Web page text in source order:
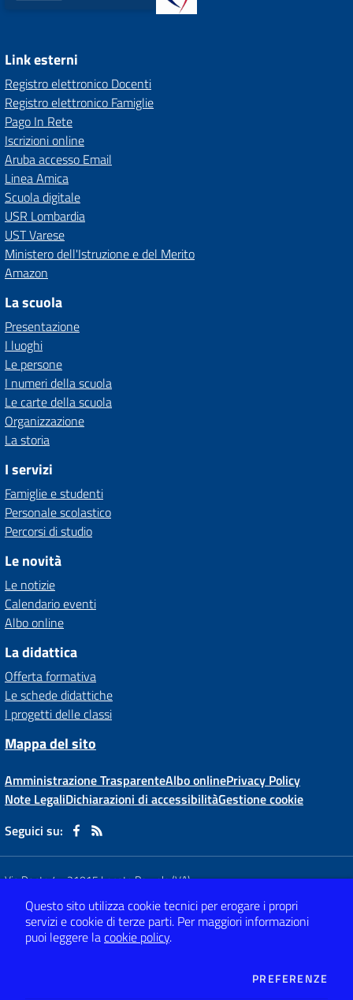
Link esterni
Registro elettronico Docenti
Registro elettronico Famiglie
Pago In Rete
Iscrizioni online
Aruba accesso Email
Linea Amica
Scuola digitale
USR Lombardia
UST Varese
Ministero dell'Istruzione e del Merito
Amazon
La scuola
Presentazione
I luoghi
Le persone
I numeri della scuola
Le carte della scuola
Organizzazione
La storia
I servizi
Famiglie e studenti
Personale scolastico
Percorsi di studio
Le novità
Le notizie
Calendario eventi
Albo online
La didattica
Offerta formativa
Le schede didattiche
I progetti delle classi
Mappa del sito
Amministrazione TrasparenteAlbo onlinePrivacy Policy
Note LegaliDichiarazioni di accessibilitàGestione cookie
Seguici su:
Via Dante,4-21015 Lonate Pozzolo (VA)
- PEC:vaic80800x@pec.istruzione.it
Codice meccanografico: VAIC80800X - C.F. 82009120120
Designers Italia
Sito web realizzato con CMS
SCUOLASTICO
Questo sito utilizza cookie tecnici per erogare i propri
servizi e cookie di terze parti. Per maggiori informazioni
puoi leggere lacookie policy.
PREFERENZE